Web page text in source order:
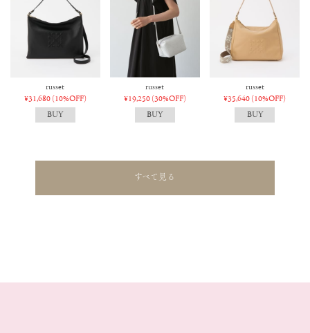
russet
¥31,680 (10%OFF)
russet
¥19,250 (30%OFF)
russet
¥35,640 (10%OFF)
すべて見る